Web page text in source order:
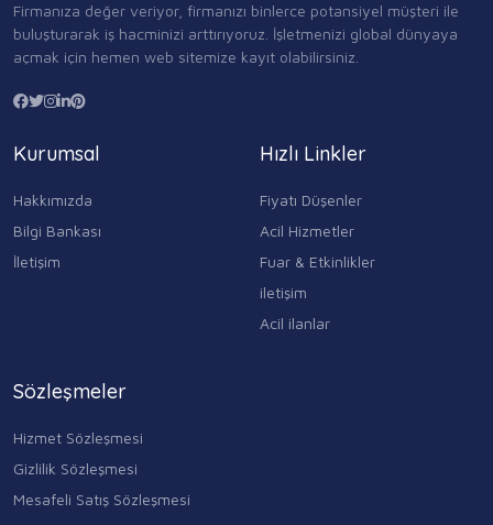
Firmanıza değer veriyor, firmanızı binlerce potansiyel müşteri ile
buluşturarak iş hacminizi arttırıyoruz. İşletmenizi global dünyaya
açmak için hemen web sitemize kayıt olabilirsiniz.
Kurumsal
Hakkımızda
Bilgi Bankası
İletişim
Hızlı Linkler
Fiyatı Düşenler
Acil Hizmetler
Fuar & Etkinlikler
iletişim
Acil ilanlar
Sözleşmeler
Hizmet Sözleşmesi
Gizlilik Sözleşmesi
Mesafeli Satış Sözleşmesi